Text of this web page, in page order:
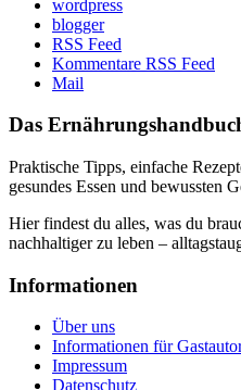
wordpress
blogger
RSS Feed
Kommentare RSS Feed
Mail
Das
Praktische Tipps, einfache
gesundes Essen und bewussten
Hier findest du alles, was du
nachhaltiger zu leben –
Informationen
Über uns
Informationen für
Impressum
Datenschutz